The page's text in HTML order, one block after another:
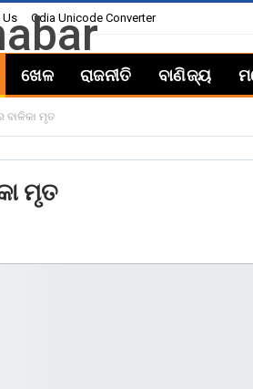
Us Odia Unicode Converter
ଖେଳ ରାଜନୀତି ବାଣିଜ୍ୟ
ବାଳିକା ମୃତ
ମୃତ